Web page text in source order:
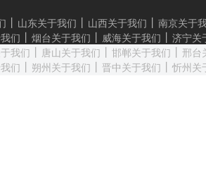
山东关于我们 山西关于我们
南京关于
们 烟台关于我们 威海关于我们
济宁关
我们 唐山关于我们 邯郸关于我们
邢台
们 朔州关于我们 晋中关于我们 忻州关